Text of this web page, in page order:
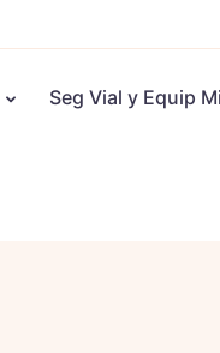
Seg Vial y Equip